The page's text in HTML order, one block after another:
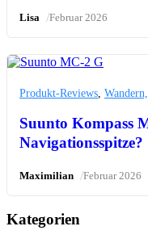
Lisa /Februar 2026
Produkt-Reviews
Suunto Kompass
Navigationsspitze?
Maximilian /Februar 2026
Kategorien